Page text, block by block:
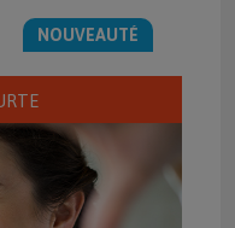
NOUVEAUTÉ